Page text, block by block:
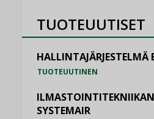
TUOTEUUTISET
HALLINTAJÄRJESTELMÄ
TUOTEUUTINEN
SYSTEMAIR